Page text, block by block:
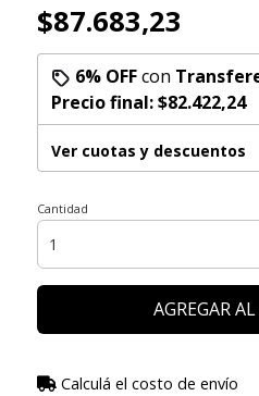
$87.683,23
6% OFFcon
Precio final:$82.422,24
Ver cuotas y descuentos
Cantidad
AGREGAR
Calculá el costo de envío